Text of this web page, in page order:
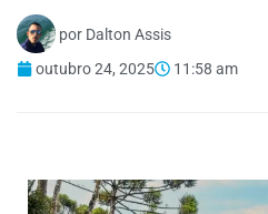
por Dalton Assis
outubro 24, 2025
11:58 am